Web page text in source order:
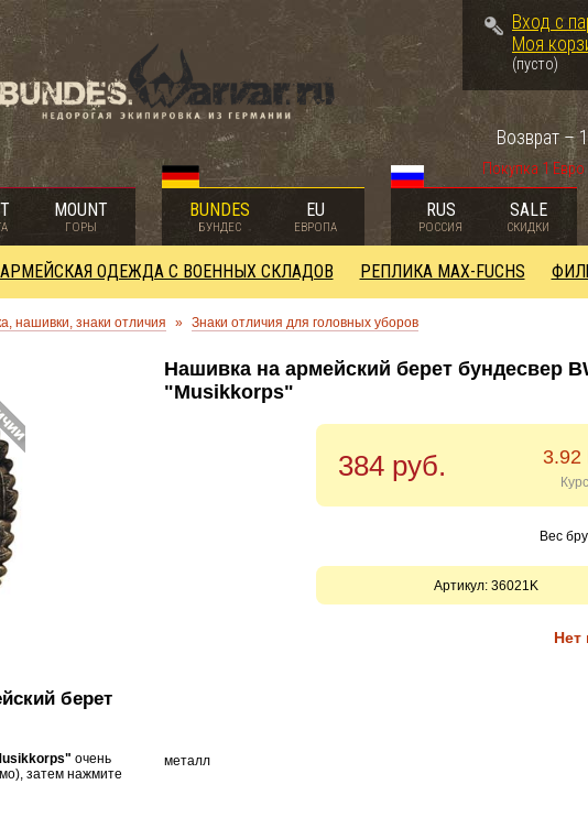
Вход с
Моя
(пусто)
Покупка 1 Евро
Возврат –
MOUNT
ГОРЫ
BUNDES
БУНДЕС
EU
ЕВРОПА
RUS
РОССИЯ
SALE
СКИДКИ
ОДЕЖДА С ВОЕННЫХ СКЛАДОВ РЕПЛИКА MAX-FUCHS
нашивки, знаки отличия » Знаки отличия для головных уборов
берет
очень
затем нажмите
Нашивка на армейский берет бундесвер
"Musikkorps"
384 руб. 3.92
Вес
Артикул: 36021K
Нет
металл